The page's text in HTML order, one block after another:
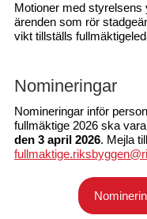
Motioner med styrelsens
ärenden som rör
vikt tillställs
Nomineringar
Nomineringar inför
fullmäktige 2026 ska
den 3 april 2026. Mejla till